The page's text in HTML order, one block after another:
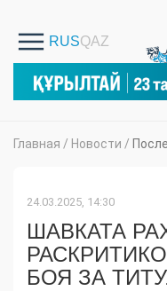
Главная / Новости /
24.03.2025, 14:30
ШАВКАТА
БОЯ ЗА